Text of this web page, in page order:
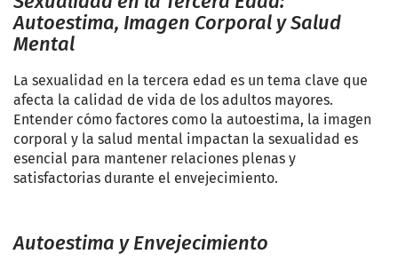
Autoestima, Imagen Corporal y Salud
Mental
La sexualidad en la tercera edad es un tema clave que
afecta la calidad de vida de los adultos mayores.
Entender cómo factores como la autoestima, la imagen
corporal y la salud mental impactan la sexualidad es
esencial para mantener relaciones plenas y
satisfactorias durante el envejecimiento.
Autoestima y Envejecimiento